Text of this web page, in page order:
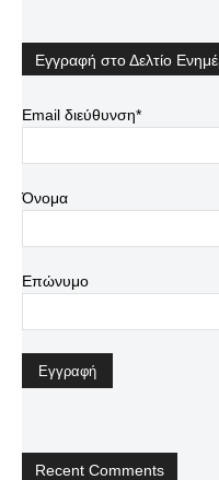
Εγγραφή στο Δελτίο
Email διεύθυνση*
Όνομα
Επώνυμο
Recent Comments